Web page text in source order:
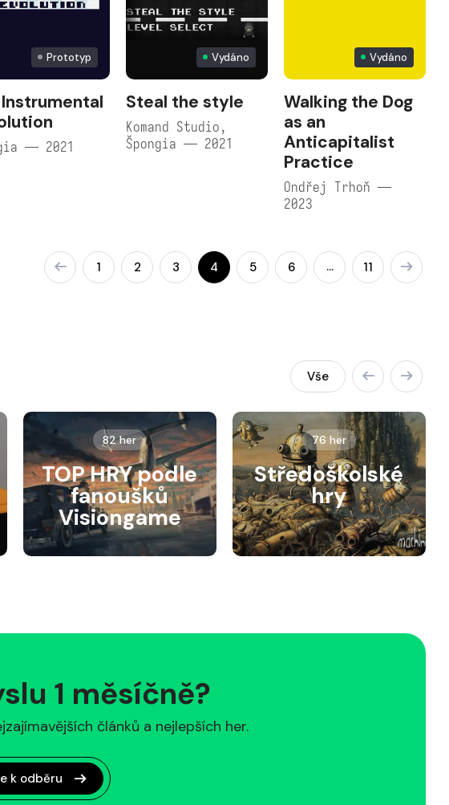
Prototyp
— 2021
Vydáno
Steal the style
Komand Studio,
Špongia — 2021
Vydáno
Walking the Dog
as an
Anticapitalist
Practice
Ondřej Trhoň —
2023
1 2 3 4 5 6 … 11
Vše
82 her
TOP HRY podle
fanoušků
Visiongame
76 her
Středoškolské
hry
1 měsíčně?
článků a nejlepších her.
k odběru